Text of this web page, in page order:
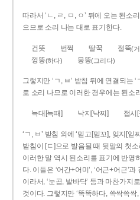
따라서 ‘ㄴ, ㄹ, ㅁ, ㅇ’ 뒤에 오는 된소
으므로 소리 나는 대로 표기한다.
건뜻 번쩍 딸꾹 절뚝(
껑뚱(하다) 뭉뚱(그리다)
그렇지만 ‘ㄱ, ㅂ’ 받침 뒤에 연결되는
로 소리 나므로 이러한 경우에는 된소
늑대[늑때] 낙지[낙찌] 접시
‘ㄱ, ㅂ’ 받침 외에 ‘믿고[믿꼬], 잊지[읻
받침이 [ㄷ]으로 발음될 때 뒷말의 첫
이러한 말 역시 된소리를 표기에 반영
다. 이들은 ‘어간+어미’, ‘어근+어근’
이라서, ‘눈곱, 발바닥’ 등과 마찬가지
것이다. 그렇지만 ‘똑똑하다, 쓱싹쓱싹,